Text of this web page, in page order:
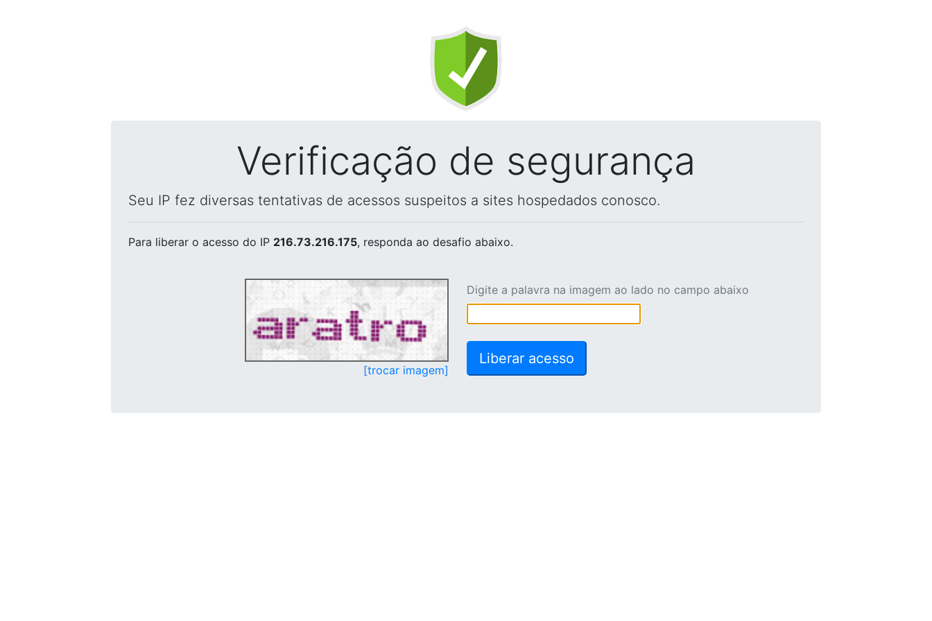
Verificação de segurança
Seu IP fez diversas tentativas de acessos suspeitos a sites hospedados conosco.
Para liberar o acesso do IP 216.73.216.175, responda ao desafio abaixo.
[trocar imagem]
Digite a palavra na imagem ao lado no campo abaixo